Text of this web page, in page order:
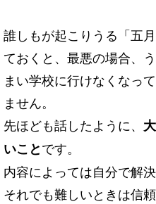
誰しもが起こりうる「五
ておくと、最悪の場合、
まい学校に行けなくなっ
ません。
先ほども話したように、
いことです。
内容によっては自分で解
それでも難しいときは信